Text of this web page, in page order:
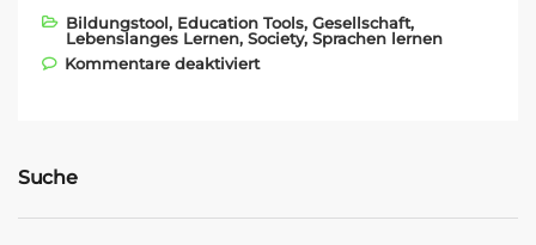
Bildungstool, Education Tools, Gesellschaft,
Lebenslanges Lernen, Society, Sprachen lernen
Kommentare deaktiviertfür LearnMatch App erstrahlt in
Suche